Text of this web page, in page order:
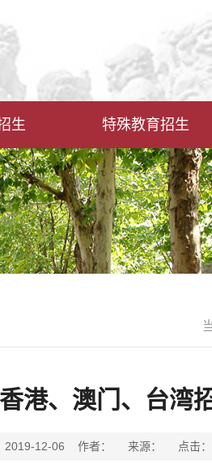
生 特殊教育招生
港、澳门、台湾
2019-12-06 作者： 来源： 点击：